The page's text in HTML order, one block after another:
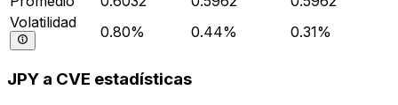
Volatilidad
0.80% 0.44% 0.31%
JPY a CVE estadísticas